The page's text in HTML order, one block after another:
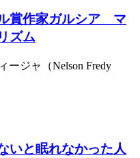
賞作家ガルシア゠マ
ズム
ージャ（Nelson Fredy
いと眠れなかった人